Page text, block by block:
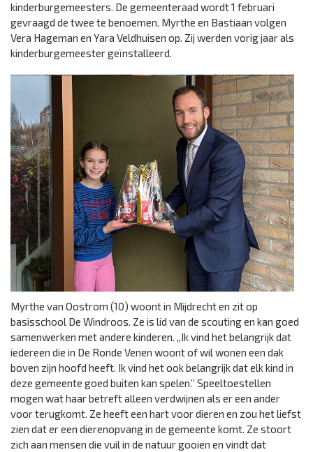
kinderburgemeesters. De gemeenteraad wordt 1 februari
gevraagd de twee te benoemen. Myrthe en Bastiaan volgen
Vera Hageman en Yara Veldhuisen op. Zij werden vorig jaar als
kinderburgemeester geïnstalleerd.
Myrthe van Oostrom (10) woont in Mijdrecht en zit op
basisschool De Windroos. Ze is lid van de scouting en kan goed
samenwerken met andere kinderen. ,,Ik vind het belangrijk dat
iedereen die in De Ronde Venen woont of wil wonen een dak
boven zijn hoofd heeft. Ik vind het ook belangrijk dat elk kind in
deze gemeente goed buiten kan spelen.’’ Speeltoestellen
mogen wat haar betreft alleen verdwijnen als er een ander
voor terugkomt. Ze heeft een hart voor dieren en zou het liefst
zien dat er een dierenopvang in de gemeente komt. Ze stoort
zich aan mensen die vuil in de natuur gooien en vindt dat